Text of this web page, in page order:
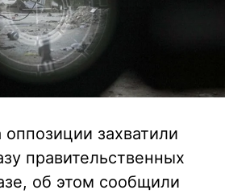
захватили
правительственных
об этом сообщили